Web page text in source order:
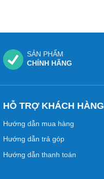
SẢN PHẨM
CHÍNH HÃNG
HỖ TRỢ KHÁCH HÀNG
Hướng dẫn mua hàng
Hướng dẫn trả góp
Hướng dẫn thanh toán